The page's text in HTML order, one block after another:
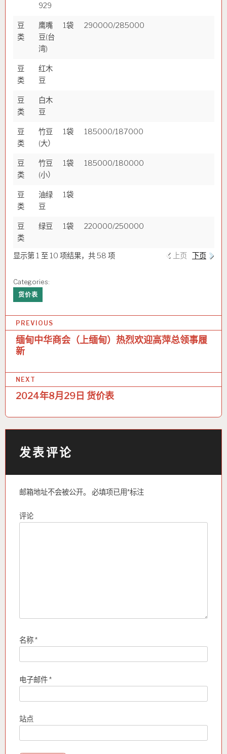
929
豆
类
鹰嘴
豆(台
湾)
1袋 290000/285000
豆
类
红木
豆
豆
类
白木
豆
豆
类
竹豆
(大）
1袋 185000/187000
豆
类
竹豆
(小）
1袋 185000/180000
豆
类
油绿
豆
1袋
豆
类
绿豆 1袋 220000/250000
显示第 1 至 10 项结果，共 58 项 上页 下页
Categories:
货价表
文
章
导
航
PREVIOUS
缅甸中华商会（上缅甸）热烈欢迎高萍总领事履
新
NEXT
2024年8月29日 货价表
发表评论
邮箱地址不会被公开。 必填项已用*标注
评论
名称*
电子邮件*
站点